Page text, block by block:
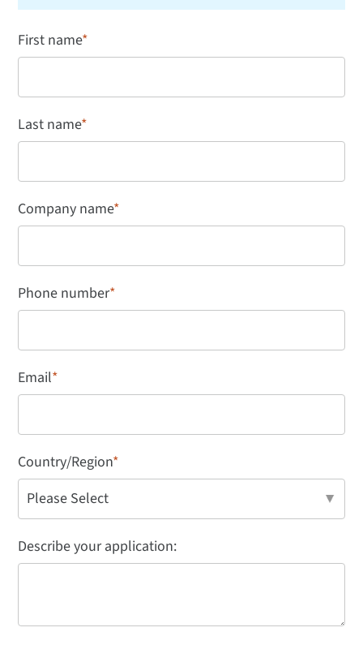
First name*
Last name*
Company name*
Phone number*
Email*
Country/Region*
Describe your application: